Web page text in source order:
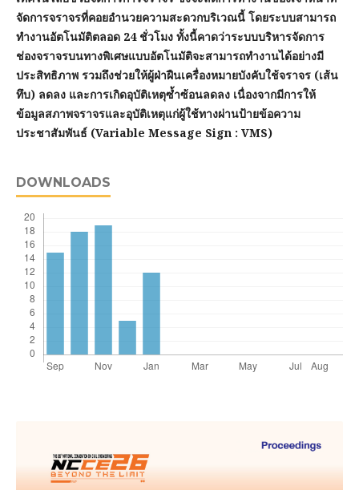
จัดการจราจรที่คอยอำนวยความสะดวกบริเวณนี้ โดยระบบสามารถ
ทำงานอัตโนมัติตลอด 24 ชั่วโมง ทั้งนี้คาดว่าระบบบริหารจัดการ
ช่องจราจรบนทางพิเศษแบบอัตโนมัติจะสามารถทำงานได้อย่างมี
ประสิทธิภาพ รวมถึงช่วยให้ผู้ฝ่าฝืนเครื่องหมายบังคับใช้จราจร (เส้น
ทึบ) ลดลง และการเกิดอุบัติเหตุซ้ำซ้อนลดลง เนื่องจากมีการให้
ข้อมูลสภาพจราจรและอุบัติเหตุแก่ผู้ใช้ทางผ่านป้ายข้อความ
ประชาสัมพันธ์ (Variable Message Sign : VMS)
DOWNLOADS